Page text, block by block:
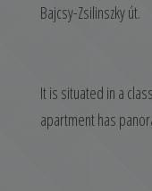
Bajcsy-Zsilinszky út.
It is situated in a
apartment has